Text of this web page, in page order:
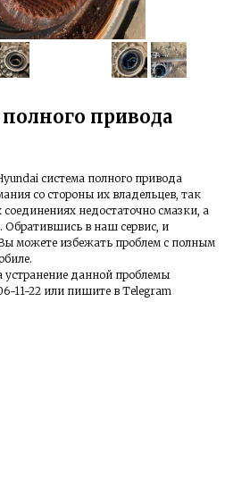
привода
система полного привода
со стороны их владельцев, так
недостаточно смазки, а
Обратившись в наш сервис, и
можете избежать проблем с полным
устранение данной проблемы
11-22 или пишите в Telegram